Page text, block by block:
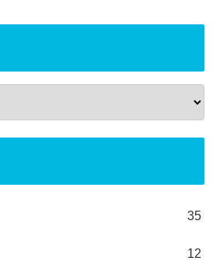
35
12